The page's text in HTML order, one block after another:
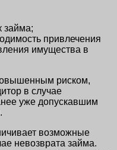
займа;
привлечения
имущества в
риском,
в случае
уже допускавшим
возможные
невозврата займа.